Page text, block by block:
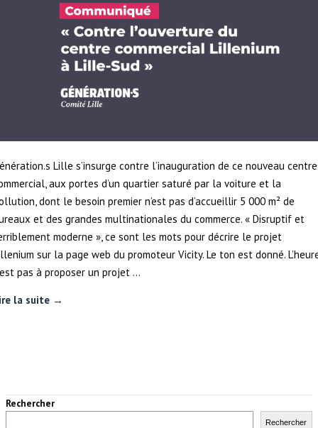
Lille s’insurge contre l’inauguration de ce nouveau centre
aux portes d’un quartier saturé par la voiture et la
dont le besoin premier n’est pas d’accueillir 5 000 m² de
et des grandes multinationales du commerce. « Disruptif et
moderne », ce sont les mots pour décrire le projet
sur la page web du promoteur Vicity. Le ton est donné.
pas à proposer un projet …
la suite →
Rechercher
Rechercher